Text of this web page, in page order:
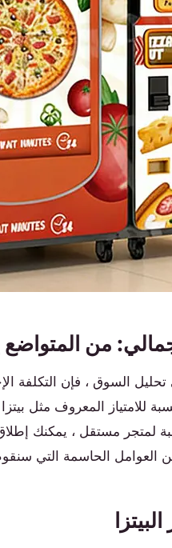
من المتواضع
السوق ، فإن التكلفة
العوامل الحاسمة التي